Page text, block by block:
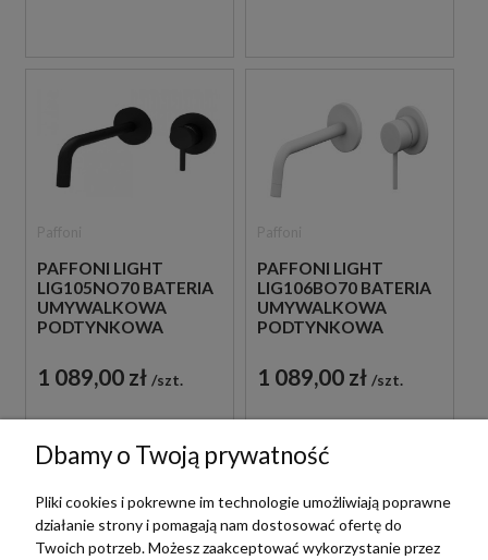
PAFFONI LIGHT
LIG105NO70 BATERIA
UMYWALKOWA
PODTYNKOWA
CZARNA
1 089,00 zł szt.
PAFFONI LIGHT
LIG106BO70 BATERIA
UMYWALKOWA
PODTYNKOWA
BIAŁA
1 089,00 zł szt.
Dbamy o Twoją prywatność
Pliki cookies i pokrewne im technologie umożliwiają poprawne
działanie strony i pomagają nam dostosować ofertę do
Twoich potrzeb. Możesz zaakceptować wykorzystanie przez